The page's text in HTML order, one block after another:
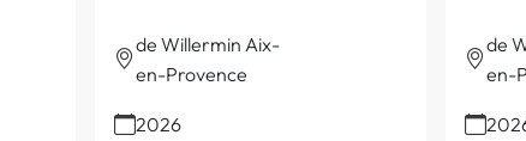
de Willermin Aix-
en-Provence
2026
de
en-